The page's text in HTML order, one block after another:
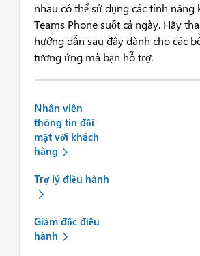
nhau có thể sử dụng các tính năng
Teams Phone suốt cả ngày. Hãy
hướng dẫn sau đây dành cho các
tương ứng mà bạn hỗ trợ.
Nhân viên
thông tin đối
mặt với khách
hàng
Trợ lý điều hành
Giám đốc điều
hành